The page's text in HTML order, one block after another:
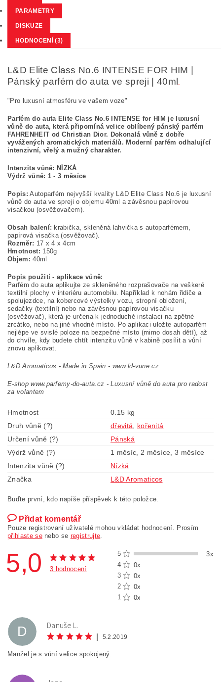
PARAMETRY
DISKUZE
HODNOCENÍ (3)
L&D Elite Class No.6 INTENSE FOR HIM |
Pánský parfém do auta ve spreji | 40ml .
"Pro luxusní atmosféru ve vašem voze"
Parfém do auta Elite Class No.6 INTENSE for HIM je luxusní
vůně do auta, která připomíná velice oblíbený pánský parfém
FAHRENHEIT od Christian Dior. Dokonalá vůně z dobře
vyvážených aromatických materiálů. Moderní parfém odhalující
intenzivní, vřelý a mužný charakter.
Intenzita vůně: NÍZKÁ
Výdrž vůně: 1 - 3 měsíce
Popis: Autoparfém nejvyšší kvality L&D Elite Class No.6 je luxusní
vůně do auta ve spreji o objemu 40ml a závěsnou papírovou
visačkou (osvěžovačem).
Obsah balení: krabička, skleněná lahvička s autoparfémem,
papírová visačka (osvěžovač).
Rozměr: 17 x 4 x 4cm
Hmotnost: 150g
Objem: 40ml
Popis použití - aplikace vůně:
Parfém do auta aplikujte ze skleněného rozprašovače na veškeré
textilní plochy v interiéru automobilu. Například k nohám řidiče a
spolujezdce, na kobercové výstelky vozu, stropní obložení,
sedačky (textilní) nebo na závěsnou papírovou visačku
(osvěžovač), která je určena k jednoduché instalaci na zpětné
zrcátko, nebo na jiné vhodné místo. Po aplikaci uložte autoparfém
nejlépe ve svislé poloze na bezpečné místo (mimo dosah dětí), až
do chvíle, kdy budete chtít intenzitu vůně v kabině posílit a vůní
znovu aplikovat.
L&D Aromaticos - Made in Spain - www.ld-vune.cz
E-shop www.parfemy-do-auta.cz - Luxusní vůně do auta pro radost
za volantem
Hmotnost
0.15 kg
Druh vůně (?)
dřevitá
kořenitá
Určení vůně (?)
Pánská
Výdrž vůně (?)
1 měsíc, 2 měsíce, 3 měsíce
Intenzita vůně (?)
Nízká
Značka
L&D Aromaticos
Buďte první, kdo napíše příspěvek k této položce.
Přidat komentář
Pouze registrovaní uživatelé mohou vkládat hodnocení. Prosím
přihlaste senebo se registrujte.
5,0 3 hodnocení
5
3x
4
0x
3
0x
2
0x
1
0x
D Danuše L.
5.2.2019
Manžel je s vůní velice spokojený.